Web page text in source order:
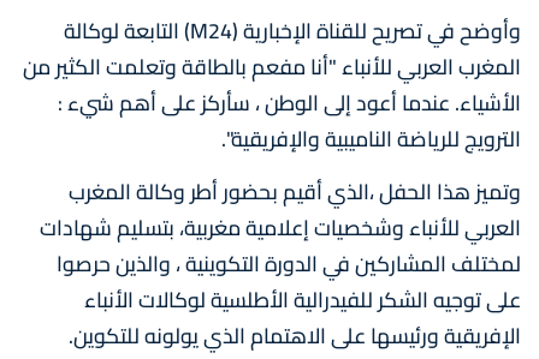
وأوضح في تصريح للقناة الإخبارية (M24) التابعة لوكالة
المغرب العربي للأنباء "أنا مفعم بالطاقة وتعلمت الكثير من
الأشياء. عندما أعود إلى الوطن ، سأركز على أهم شيء :
الترويج للرياضة الناميبية والإفريقية".
وتميز هذا الحفل ،الذي أقيم بحضور أطر وكالة المغرب
العربي للأنباء وشخصيات إعلامية مغربية، بتسليم شهادات
لمختلف المشاركين في الدورة التكوينية ، والذين حرصوا
على توجيه الشكر للفيدرالية الأطلسية لوكالات الأنباء
الإفريقية ورئيسها على الاهتمام الذي يولونه للتكوين.